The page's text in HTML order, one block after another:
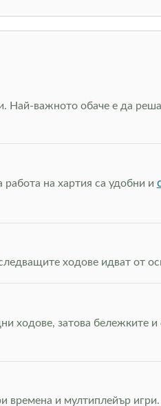
Най-важното обаче е да
на хартия са удобни и
ходове идват от
ходове, затова бележките и
времена и мултиплейър игри.